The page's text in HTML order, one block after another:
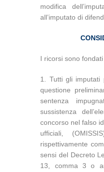
modifica
all’imputato di
I ricorsi sono
1. Tutti gli imputati
questione
sentenza
sussistenza
concorso nel falso
ufficiali,
rispettivamente
sensi del Decreto
13, comma 3 o